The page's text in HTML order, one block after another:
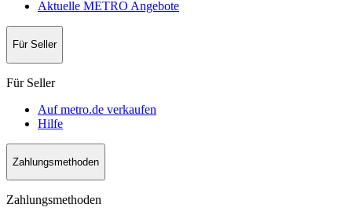
Aktuelle METRO Angebote
Für Seller
Für Seller
Auf metro.de verkaufen
Hilfe
Zahlungsmethoden
Zahlungsmethoden